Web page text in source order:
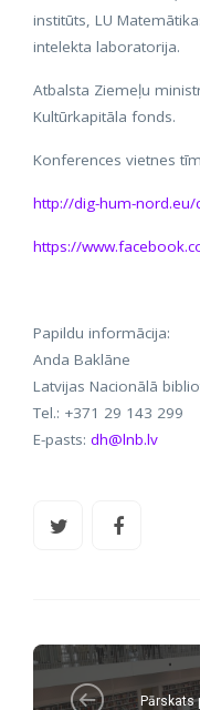
institūts, LU
intelekta laboratorija.
Atbalsta Ziemeļu
Kultūrkapitāla fonds.
Konferences vietnes
http://dig-hum-
https://
Papildu informācija:
Anda Baklāne
Latvijas Nacionālā
Tel.: +371 29 143 299
E-pasts: dh@lnb.lv
Pārskats